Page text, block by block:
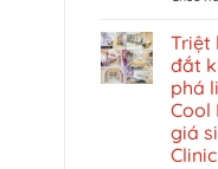
Triệt
đắt
phá
Cool
giá
Clinic